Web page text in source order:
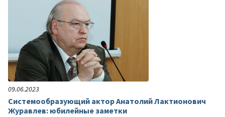
09.06.2023
Системообразующий актор Анатолий Лактионович
Журавлев: юбилейные заметки